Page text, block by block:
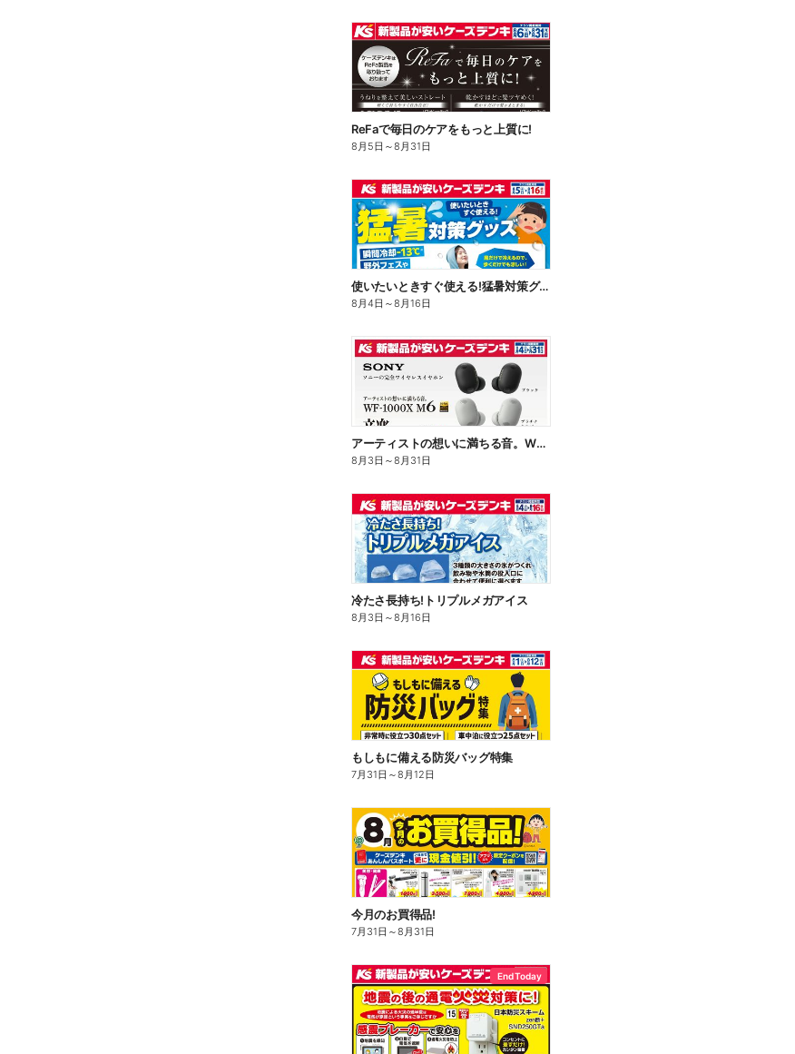
ReFaで毎日のケアをもっと上質に!
8月5日 ～8月31日
使いたいときすぐ使える!猛暑対策グッズ
8月4日 ～8月16日
アーティストの想いに満ちる音。WF-1000X M6
8月3日 ～8月31日
冷たさ長持ち!トリプルメガアイス
8月3日 ～8月16日
もしもに備える防災バッグ特集
7月31日 ～8月12日
今月のお買得品!
7月31日 ～8月31日
End Today